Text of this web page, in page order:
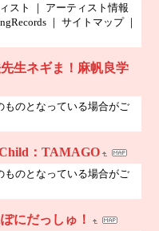
スト ｜ アーティスト情報
｜ サイトマップ ｜
生ネギま！麻帆良学
ものとなっている場合がご
：TAMAGO
ものとなっている場合がご
にだっしゅ！